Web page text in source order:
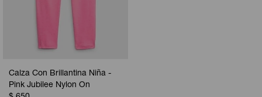
Calza Con Brillantina Niña -
Pink Jubilee Nylon On